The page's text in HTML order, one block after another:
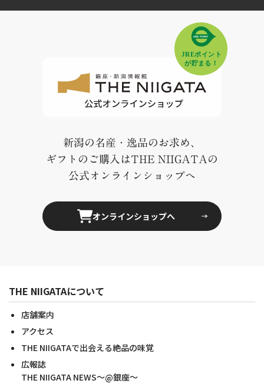
新潟の名産・逸品のお求め、
ギフトのご購入はTHE NIIGATAの
公式オンラインショップへ
オンラインショップへ
THE NIIGATAについて
店舗案内
アクセス
THE NIIGATAで出会える絶品の味覚
広報誌
THE NIIGATA NEWS～@銀座～